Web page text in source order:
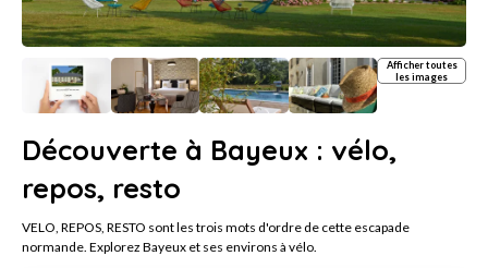
Afficher toutes
les images
Découverte à Bayeux : vélo,
repos, resto
VELO, REPOS, RESTO sont les trois mots d'ordre de cette escapade
normande. Explorez Bayeux et ses environs à vélo.